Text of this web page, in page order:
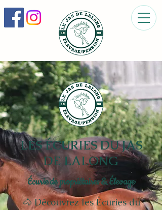
LES ÉCURIES DU JAS
DE LALONG
Écurie de propriétaires & Élevage
🐴 Découvrez les Écuries du